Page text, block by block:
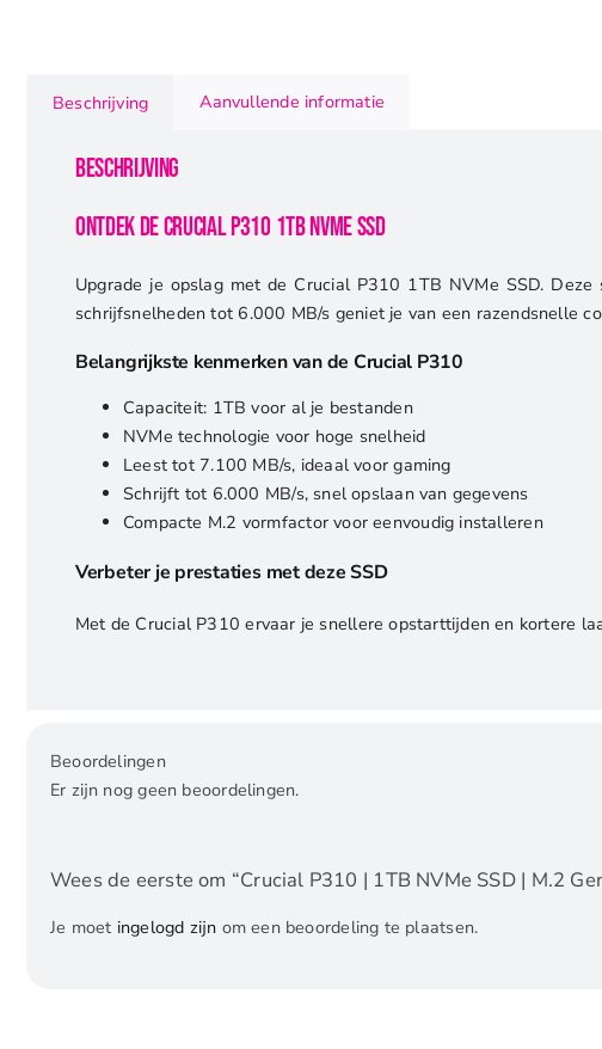
Beschrijving Aanvullende informatie
Beschrijving
Ontdek de Crucial P310 1TB NVMe SSD
Upgrade je opslag met de Crucial P310 1TB NVMe SSD.
schrijfsnelheden tot 6.000 MB/s geniet je van een razendsnelle
Belangrijkste kenmerken van de Crucial P310
Capaciteit: 1TB voor al je bestanden
NVMe technologie voor hoge snelheid
Leest tot 7.100 MB/s, ideaal voor gaming
Schrijft tot 6.000 MB/s, snel opslaan van gegevens
Compacte M.2 vormfactor voor eenvoudig installeren
Verbeter je prestaties met deze SSD
Met de Crucial P310 ervaar je snellere opstarttijden en kortere
Beoordelingen
Er zijn nog geen beoordelingen.
Wees de eerste om “Crucial P310 | 1TB NVMe SSD | M.2
Je moet ingelogd zijn om een beoordeling te plaatsen.